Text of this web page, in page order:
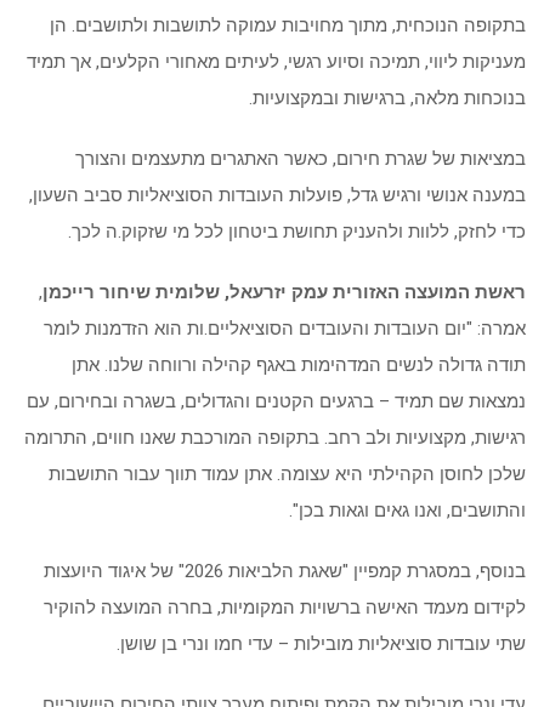
בתקופה הנוכחית, מתוך מחויבות עמוקה לתושבות ולתושבים. הן
מעניקות ליווי, תמיכה וסיוע רגשי, לעיתים מאחורי הקלעים, אך תמיד
בנוכחות מלאה, ברגישות ובמקצועיות.
במציאות של שגרת חירום, כאשר האתגרים מתעצמים והצורך
במענה אנושי ורגיש גדל, פועלות העובדות הסוציאליות סביב השעון,
כדי לחזק, ללוות ולהעניק תחושת ביטחון לכל מי שזקוק.ה לכך.
ראשת המועצה האזורית עמק יזרעאל, שלומית שיחור רייכמן,
אמרה: "יום העובדות והעובדים הסוציאליים.ות הוא הזדמנות לומר
תודה גדולה לנשים המדהימות באגף קהילה ורווחה שלנו. אתן
נמצאות שם תמיד – ברגעים הקטנים והגדולים, בשגרה ובחירום, עם
רגישות, מקצועיות ולב רחב. בתקופה המורכבת שאנו חווים, התרומה
שלכן לחוסן הקהילתי היא עצומה. אתן עמוד תווך עבור התושבות
והתושבים, ואנו גאים וגאות בכן."
בנוסף, במסגרת קמפיין "שאגת הלביאות 2026" של איגוד היועצות
לקידום מעמד האישה ברשויות המקומיות, בחרה המועצה להוקיר
שתי עובדות סוציאליות מובילות – עדי חמו ונרי בן שושן.